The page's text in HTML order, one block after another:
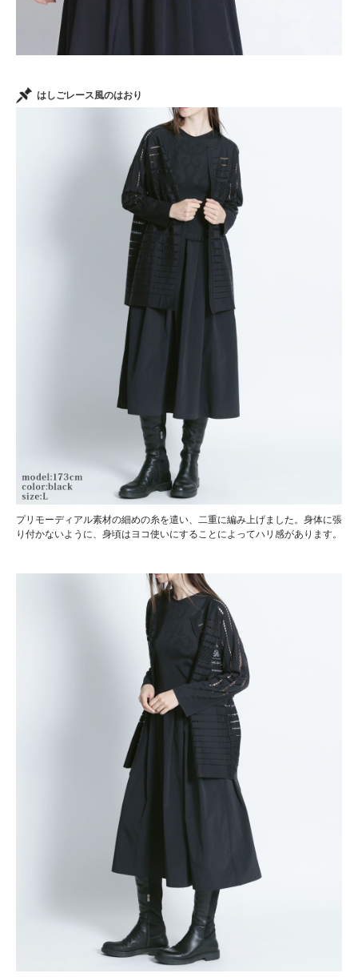
はしごレース風のはおり
プリモーディアル素材の細めの糸を遣い、二重に編み上げました。身体に張
り付かないように、身頃はヨコ使いにすることによってハリ感があります。